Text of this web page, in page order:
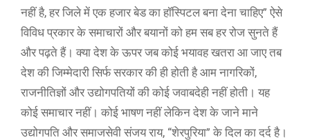
नहीं है, हर जिले में एक हजार बेड का हॉस्पिटल बना देना चाहिए” ऐसे
विविध प्रकार के समाचारों और बयानों को हम सब हर रोज सुनते हैं
और पढ़ते हैं। क्या देश के ऊपर जब कोई भयावह खतरा आ जाए तब
देश की जिम्मेदारी सिर्फ सरकार की ही होती है आम नागरिकों,
राजनीतिज्ञों और उद्योगपतियों की कोई जवाबदेही नहीं होती। यह
कोई समाचार नहीं। कोई भाषण नहीं लेकिन देश के जाने माने
उद्योगपति और समाजसेवी संजय राय, “शेरपुरिया” के दिल का दर्द है।